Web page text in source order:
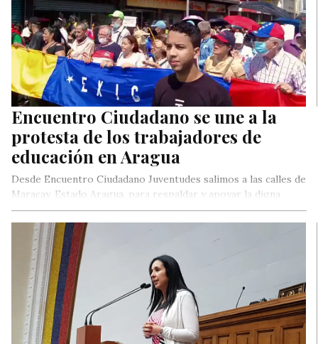
Encuentro Ciudadano se une a la
protesta de los trabajadores de
educación en Aragua
Desde Encuentro Ciudadano Juventudes salimos a las calles de
Maracay, Estado Aragua, para respaldar y apoyar la digna
protesta de…